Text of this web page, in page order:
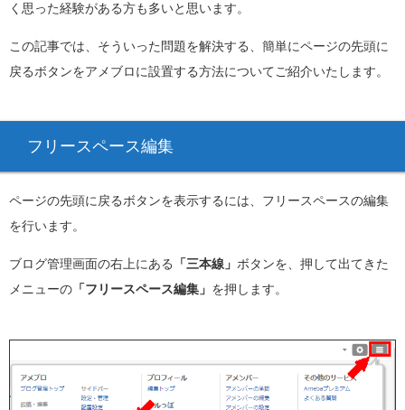
く思った経験がある方も多いと思います。
この記事では、そういった問題を解決する、簡単にページの先頭に
戻るボタンをアメブロに設置する方法についてご紹介いたします。
フリースペース編集
ページの先頭に戻るボタンを表示するには、フリースペースの編集
を行います。
ブログ管理画面の右上にある 「三本線」 ボタンを、押して出てきた
メニューの 「フリースペース編集」 を押します。